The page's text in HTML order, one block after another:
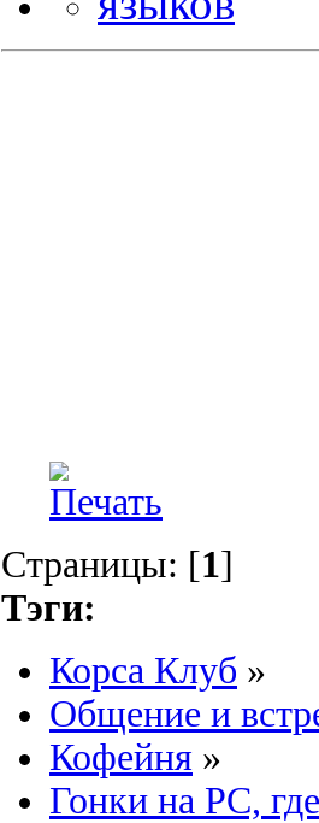
Страницы: [1]
Тэги:
Корса Клуб »
Общение и
Кофейня »
Гонки на PC,